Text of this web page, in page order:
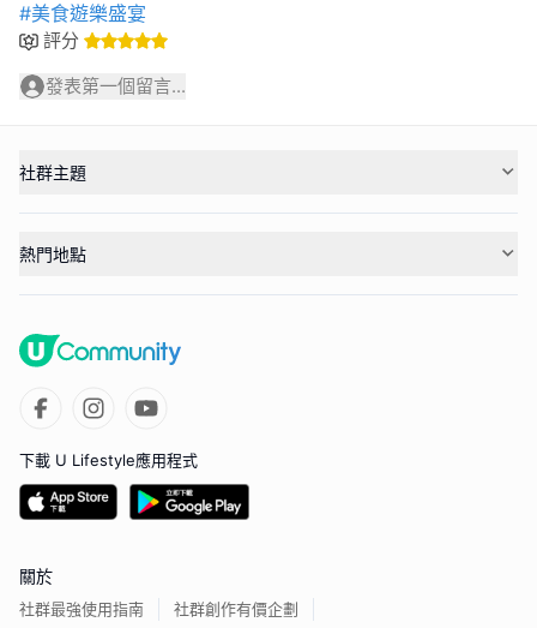
#美食遊樂盛宴
評分
發表第一個留言...
社群主題
熱門地點
下載 U Lifestyle應用程式
關於
社群最強使用指南 社群創作有價企劃